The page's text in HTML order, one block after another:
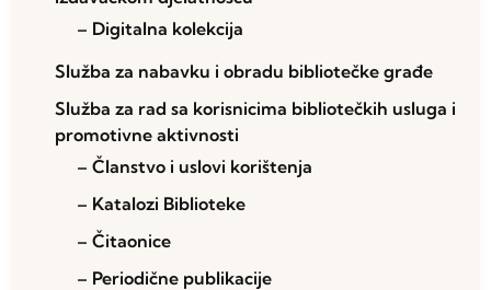
– Digitalna kolekcija
Služba za nabavku i obradu bibliotečke građe
Služba za rad sa korisnicima bibliotečkih usluga i
promotivne aktivnosti
– Članstvo i uslovi korištenja
– Katalozi Biblioteke
– Čitaonice
– Periodične publikacije